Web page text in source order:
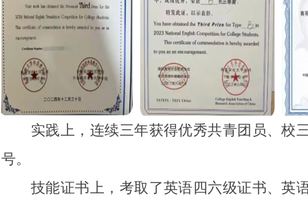
实践上，连续三年获得优秀共青团员、校
号。
技能证书上，考取了英语四六级证书、英